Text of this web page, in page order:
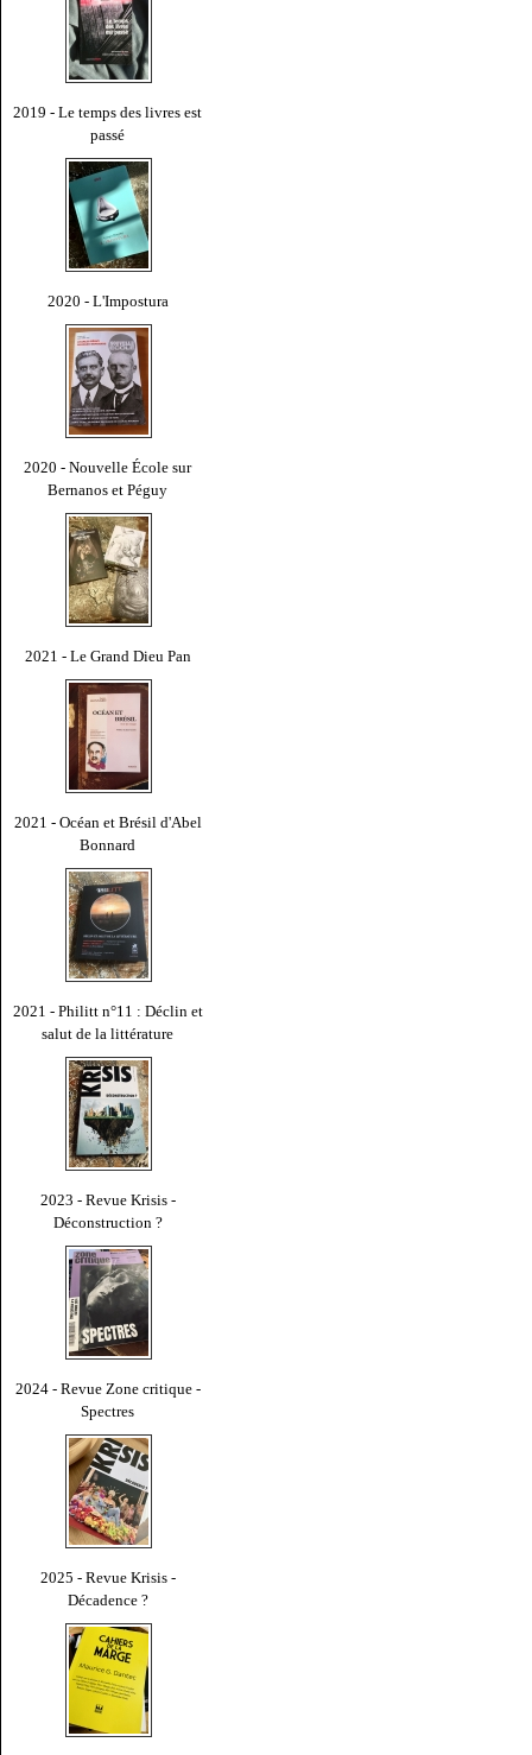
2019 - Le temps des livres est
passé
2020 - L'Impostura
2020 - Nouvelle École sur
Bernanos et Péguy
2021 - Le Grand Dieu Pan
2021 - Océan et Brésil d'Abel
Bonnard
2021 - Philitt n°11 : Déclin et
salut de la littérature
2023 - Revue Krisis -
Déconstruction ?
2024 - Revue Zone critique -
Spectres
2025 - Revue Krisis -
Décadence ?